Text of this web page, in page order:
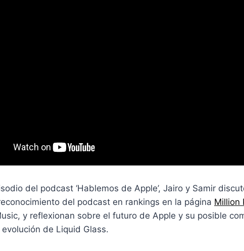
del podcast ‘Hablemos de Apple’, Jairo y Samir
del podcast en rankings en la página ⁠Million
y reflexionan sobre el futuro de Apple y su posible
de Liquid Glass.